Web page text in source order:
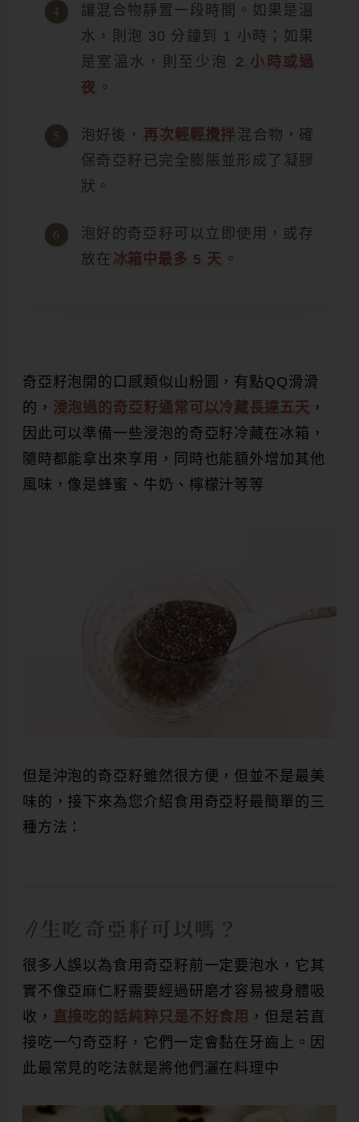
讓混合物靜置一段時間。如果是溫
水，則泡 30 分鐘到 1 小時；如果
是室溫水，則至少泡
2 小時或過
夜 。
泡好後， 再次輕輕攪拌 混合物，確
保奇亞籽已完全膨脹並形成了凝膠
狀。
泡好的奇亞籽可以立即使用，或存
放在 冰箱中最多 5 天 。
奇亞籽泡開的口感類似山粉圓，有點QQ滑滑
的， 浸泡過的奇亞籽通常可以冷藏長達五天 ，
因此可以準備一些浸泡的奇亞籽冷藏在冰箱，
隨時都能拿出來享用，同時也能額外增加其他
風味，像是蜂蜜、牛奶、檸檬汁等等
但是沖泡的奇亞籽雖然很方便，但並不是最美
味的，接下來為您介紹食用奇亞籽最簡單的三
種方法：
生吃奇亞籽可以嗎？
很多人誤以為食用奇亞籽前一定要泡水，它其
實不像亞麻仁籽需要經過研磨才容易被身體吸
收， 直接吃的話純粹只是不好食用 ，但是若直
接吃一勺奇亞籽，它們一定會黏在牙齒上。因
此最常見的吃法就是將他們灑在料理中